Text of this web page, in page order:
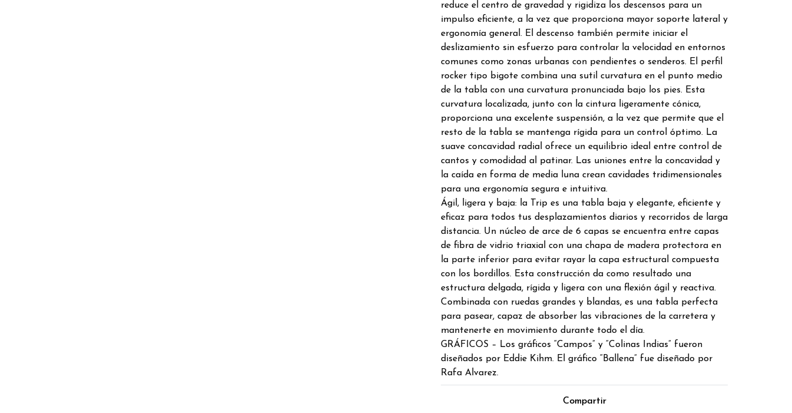
reduce el centro de gravedad y rigidiza los descensos para un
impulso eficiente, a la vez que proporciona mayor soporte lateral y
ergonomía general. El descenso también permite iniciar el
deslizamiento sin esfuerzo para controlar la velocidad en entornos
comunes como zonas urbanas con pendientes o senderos. El perfil
rocker tipo bigote combina una sutil curvatura en el punto medio
de la tabla con una curvatura pronunciada bajo los pies. Esta
curvatura localizada, junto con la cintura ligeramente cónica,
proporciona una excelente suspensión, a la vez que permite que el
resto de la tabla se mantenga rígida para un control óptimo. La
suave concavidad radial ofrece un equilibrio ideal entre control de
cantos y comodidad al patinar. Las uniones entre la concavidad y
la caída en forma de media luna crean cavidades tridimensionales
para una ergonomía segura e intuitiva.
Ágil, ligera y baja: la Trip es una tabla baja y elegante, eficiente y
eficaz para todos tus desplazamientos diarios y recorridos de larga
distancia. Un núcleo de arce de 6 capas se encuentra entre capas
de fibra de vidrio triaxial con una chapa de madera protectora en
la parte inferior para evitar rayar la capa estructural compuesta
con los bordillos. Esta construcción da como resultado una
estructura delgada, rígida y ligera con una flexión ágil y reactiva.
Combinada con ruedas grandes y blandas, es una tabla perfecta
para pasear, capaz de absorber las vibraciones de la carretera y
mantenerte en movimiento durante todo el día.
GRÁFICOS – Los gráficos “Campos” y “Colinas Indias” fueron
diseñados por Eddie Kihm. El gráfico “Ballena” fue diseñado por
Rafa Alvarez.
Compartir